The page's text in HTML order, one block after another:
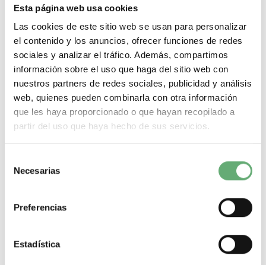
Esta página web usa cookies
Las cookies de este sitio web se usan para personalizar
el contenido y los anuncios, ofrecer funciones de redes
sociales y analizar el tráfico. Además, compartimos
información sobre el uso que haga del sitio web con
nuestros partners de redes sociales, publicidad y análisis
web, quienes pueden combinarla con otra información
que les haya proporcionado o que hayan recopilado a
partir del uso que haya hecho de sus servicios.
Necesarias
Preferencias
Estadística
Magnetotermicos de 16A
Magnetotermicos de 20A
Magnetotermicos de 25A
Magnetotermicos de 32A
Magnetotermicos de 40A
Magnetotermicos de 63A
Diferenciales de 30mA
Diferenciales de 300mA
Diferenciales de 10mA
Diferenciales de 2 polos
Diferenciales de 4 polos
Diferenciales Superinmunizados
Diferenciales Schneider
Diferenciales Hager
Diferenciales Hyundai
Cuadros electricos de superficie
Cuadros electricos para vivienda
Contactores para motores
Contactores para carril din